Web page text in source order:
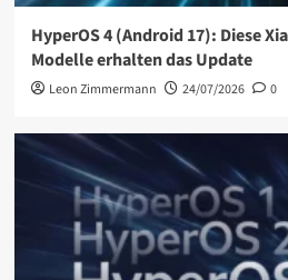
HyperOS 4 (Android 17): Diese
Modelle erhalten das Update
Leon Zimmermann 24/07/2026 0